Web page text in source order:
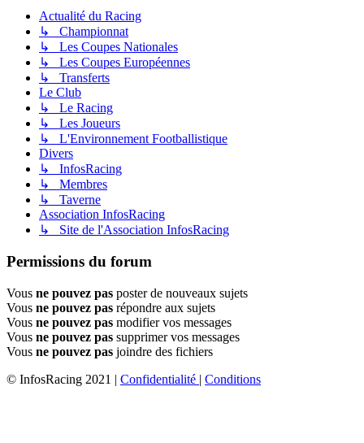
Actualité du Racing
↳ Championnat
↳ Les Coupes Nationales
↳ Les Coupes Européennes
↳ Transferts
Le Club
↳ Le Racing
↳ Les Joueurs
↳ L'Environnement Footballistique
Divers
↳ InfosRacing
↳ Membres
↳ Taverne
Association InfosRacing
↳ Site de l'Association InfosRacing
Permissions du forum
Vous ne pouvez pas poster de nouveaux sujets
Vous ne pouvez pas répondre aux sujets
Vous ne pouvez pas modifier vos messages
Vous ne pouvez pas supprimer vos messages
Vous ne pouvez pas joindre des fichiers
© InfosRacing 2021 | Confidentialité | Conditions